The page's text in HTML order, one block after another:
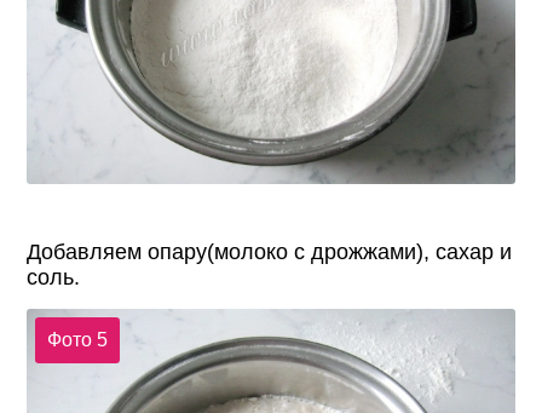
Добавляем опару(молоко с дрожжами), сахар и
соль.
Фото 5